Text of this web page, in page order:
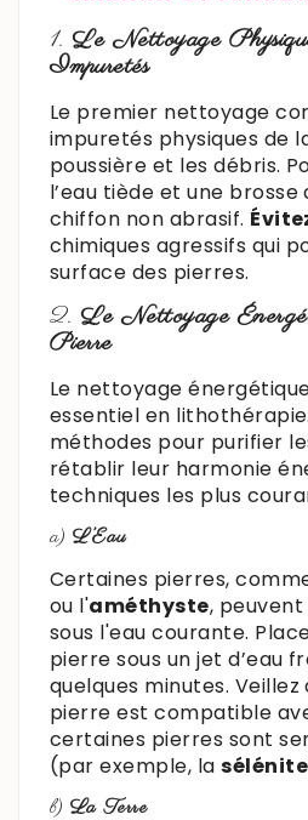
1.Le Nettoyage
Impuretés
Le premier nettoyage
impuretés physiques de
poussière et les débris.
l’eau tiède et une brosse
chiffon non abrasif.
chimiques agressifs qui
surface des pierres.
2.Le Nettoyage
Pierre
Le nettoyage
essentiel en
méthodes pour purifier
rétablir leur harmonie
techniques les plus
a)L’Eau
Certaines pierres,
ou l'améthyste,
sous l'eau courante.
pierre sous un jet d’eau
quelques minutes.
pierre est compatible
certaines pierres sont
(par exemple, lasélénite
b)La Terre